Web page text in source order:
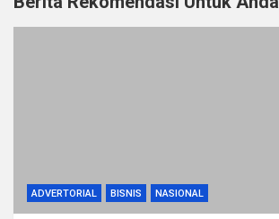
ADVERTORIAL BISNIS NASIONAL